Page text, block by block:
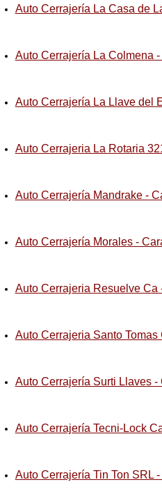
Auto Cerrajería La Casa de
Auto Cerrajería La Colmena
Auto Cerrajería La Llave del
Auto Cerrajeria La Rotaria
Auto Cerrajería Mandrake -
Auto Cerrajería Morales -
Auto Cerrajeria Resuelve Ca
Auto Cerrajeria Santo Tomas
Auto Cerrajería Surti Llaves -
Auto Cerrajería Tecni-Lock
Auto Cerrajería Tin Ton SRL